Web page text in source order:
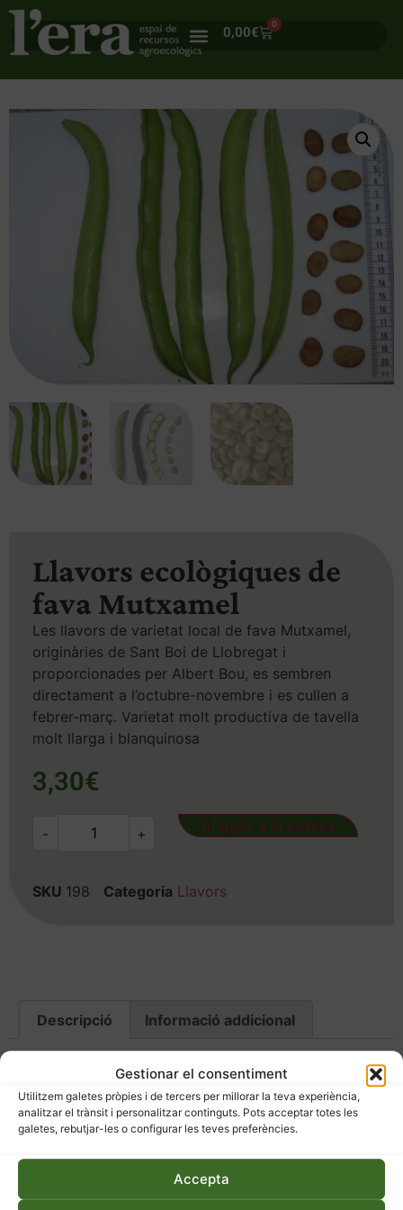
Gestionar el consentiment
Utilitzem galetes pròpies i de tercers per millorar la teva experiència,
analitzar el trànsit i personalitzar continguts. Pots acceptar totes les
galetes, rebutjar-les o configurar les teves preferències.
Accepta
0,00€
0
Llavors ecològiques de
fava Mutxamel
Les llavors de varietat local de fava Mutxamel,
originàries de Sant Boi de Llobregat i
proporcionades per Albert Bou, es sembren
directament a l’octubre-novembre i es cullen a
febrer-març. Varietat molt productiva de tavella
molt llarga i blanquinosa
3,30€
- + Afegeix a la cistella
SKU 198 Categoria Llavors
Descripció Informació addicional
Descripció
Les llavors de fava Mutxamel, amb origen a Sant
busquen cultivar faves de qualitat. Aquesta